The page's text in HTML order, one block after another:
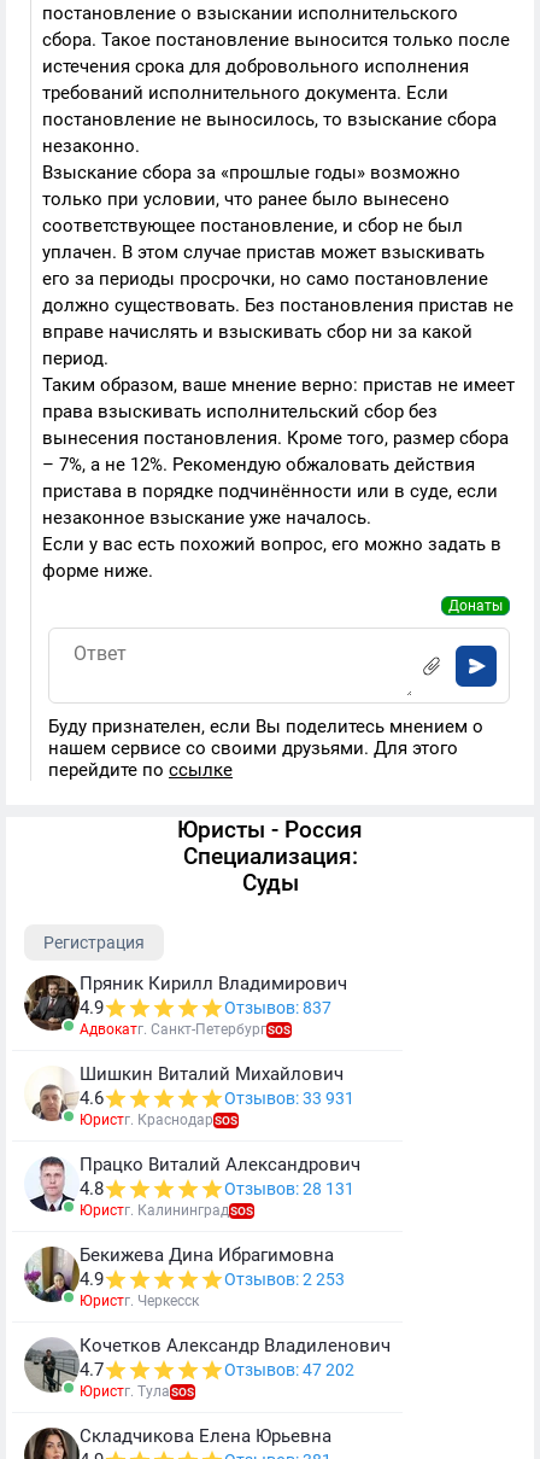
постановление о взыскании исполнительского
сбора. Такое постановление выносится только после
истечения срока для добровольного исполнения
требований исполнительного документа. Если
постановление не выносилось, то взыскание сбора
незаконно.
Взыскание сбора за «прошлые годы» возможно
только при условии, что ранее было вынесено
соответствующее постановление, и сбор не был
уплачен. В этом случае пристав может взыскивать
его за периоды просрочки, но само постановление
должно существовать. Без постановления пристав не
вправе начислять и взыскивать сбор ни за какой
период.
Таким образом, ваше мнение верно: пристав не имеет
права взыскивать исполнительский сбор без
вынесения постановления. Кроме того, размер сбора
– 7%, а не 12%. Рекомендую обжаловать действия
пристава в порядке подчинённости или в суде, если
незаконное взыскание уже началось.
Если у вас есть похожий вопрос, его можно задать в
форме ниже.
Донаты
Буду признателен, если Вы поделитесь мнением о
нашем сервисе со своими друзьями. Для этого
перейдите по ссылке
Юристы - Россия
Специализация:
Суды
Регистрация
Пряник Кирилл Владимирович
4.9
Отзывов: 837
Адвокатг. Санкт-ПетербургSOS
Шишкин Виталий Михайлович
4.6
Отзывов: 33 931
Юристг. КраснодарSOS
Працко Виталий Александрович
4.8
Отзывов: 28 131
Юристг. КалининградSOS
Бекижева Дина Ибрагимовна
4.9
Отзывов: 2 253
Юристг. Черкесск
Кочетков Александр Владиленович
4.7
Отзывов: 47 202
Юристг. ТулаSOS
Складчикова Елена Юрьевна